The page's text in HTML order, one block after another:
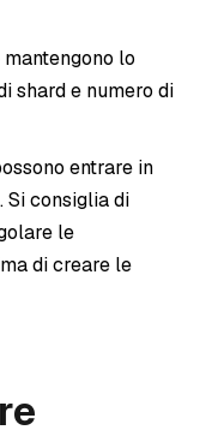
lo
shard e numero di
entrare in
Si consiglia di
le
di creare le